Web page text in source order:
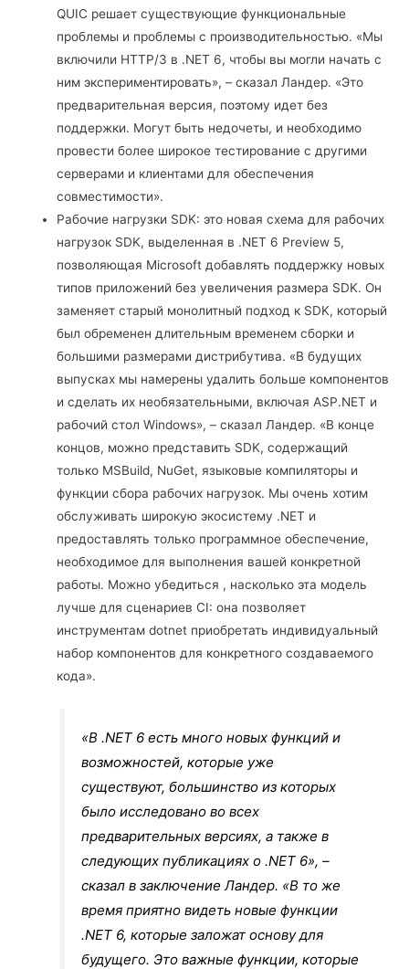
QUIC решает существующие функциональные
проблемы и проблемы с производительностью. «Мы
включили HTTP/3 в .NET 6, чтобы вы могли начать с
ним экспериментировать», – сказал Ландер. «Это
предварительная версия, поэтому идет без
поддержки. Могут быть недочеты, и необходимо
провести более широкое тестирование с другими
серверами и клиентами для обеспечения
совместимости».
Рабочие нагрузки SDK: это новая схема для рабочих
нагрузок SDK, выделенная в .NET 6 Preview 5,
позволяющая Microsoft добавлять поддержку новых
типов приложений без увеличения размера SDK. Он
заменяет старый монолитный подход к SDK, который
был обременен длительным временем сборки и
большими размерами дистрибутива. «В будущих
выпусках мы намерены удалить больше компонентов
и сделать их необязательными, включая ASP.NET и
рабочий стол Windows», – сказал Ландер. «В конце
концов, можно представить SDK, содержащий
только MSBuild, NuGet, языковые компиляторы и
функции сбора рабочих нагрузок. Мы очень хотим
обслуживать широкую экосистему .NET и
предоставлять только программное обеспечение,
необходимое для выполнения вашей конкретной
работы. Можно убедиться , насколько эта модель
лучше для сценариев CI: она позволяет
инструментам dotnet приобретать индивидуальный
набор компонентов для конкретного создаваемого
кода».
«В .NET 6 есть много новых функций и
возможностей, которые уже
существуют, большинство из которых
было исследовано во всех
предварительных версиях, а также в
следующих публикациях о .NET 6», –
сказал в заключение Ландер. «В то же
время приятно видеть новые функции
.NET 6, которые заложат основу для
будущего. Это важные функции, которые